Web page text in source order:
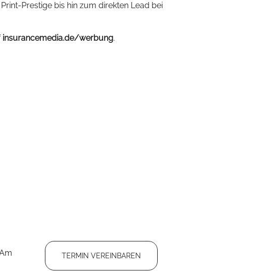
Prestige bis hin zum direkten Lead bei
insurancemedia.de/werbung.
TERMIN VEREINBAREN